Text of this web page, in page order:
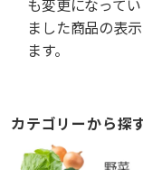
も変更になって
ました商品の表
ます。
カテゴリーから探